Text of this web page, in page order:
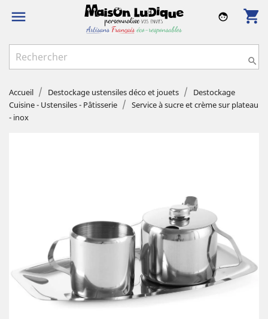
 shopping_cart
face

Accueil Destockage ustensiles déco et jouets
Destockage
Cuisine - Ustensiles - Pâtisserie
Service à sucre et crème sur plateau
- inox